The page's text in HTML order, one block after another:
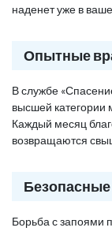
наденет уже в
Опытные
В службе
высшей
Каждый месяц
возвращаются
Борьба с запоями